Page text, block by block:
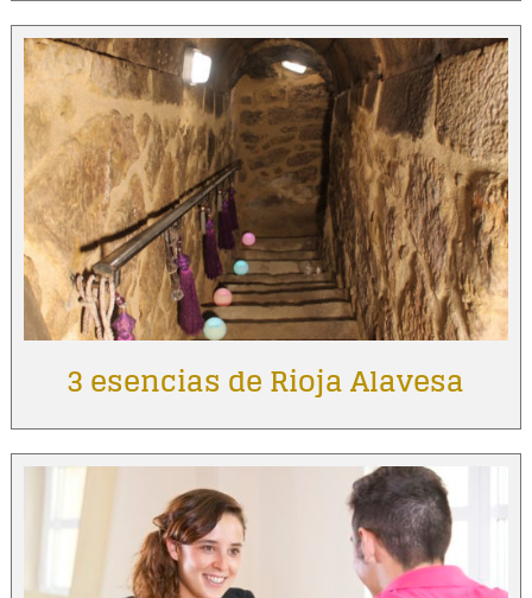
3 esencias de Rioja Alavesa